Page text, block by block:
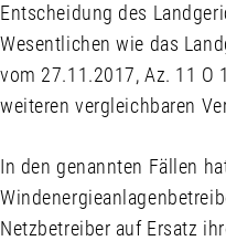
Entscheidung des
Wesentlichen wie das
vom 27.11.2017, Az. 11 O
weiteren vergleichbaren
In den genannten Fällen
Netzbetreiber auf Ersatz